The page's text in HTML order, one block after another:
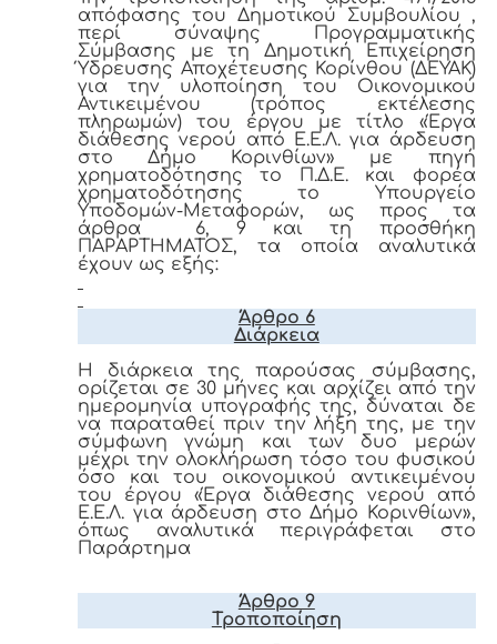
απόφασης του Δημοτικού Συμβουλίου ,
περί σύναψης Προγραμματικής
Σύμβασης με τη Δημοτική Επιχείρηση
Ύδρευσης Αποχέτευσης Κορίνθου (ΔΕΥΑΚ)
για την υλοποίηση του Οικονομικού
Αντικειμένου (τρόπος εκτέλεσης
πληρωμών) του έργου με τίτλο «Έργα
διάθεσης νερού από Ε.Ε.Λ. για άρδευση
στο Δήμο Κορινθίων» με πηγή
χρηματοδότησης το Π.Δ.Ε. και φορέα
χρηματοδότησης το Υπουργείο
Υποδομών-Μεταφορών, ως προς τα
άρθρα 6, 9 και τη προσθήκη
ΠΑΡΑΡΤΗΜΑΤΟΣ, τα οποία αναλυτικά
έχουν ως εξής:
Άρθρο 6
Διάρκεια
Η διάρκεια της παρούσας σύμβασης,
ορίζεται σε 30 μήνες και αρχίζει από την
ημερομηνία υπογραφής της, δύναται δε
να παραταθεί πριν την λήξη της, με την
σύμφωνη γνώμη και των δυο μερών
μέχρι την ολοκλήρωση τόσο του φυσικού
όσο και του οικονομικού αντικειμένου
του έργου «Έργα διάθεσης νερού από
Ε.Ε.Λ. για άρδευση στο Δήμο Κορινθίων»,
όπως αναλυτικά περιγράφεται στο
Παράρτημα
Άρθρο 9
Τροποποίηση